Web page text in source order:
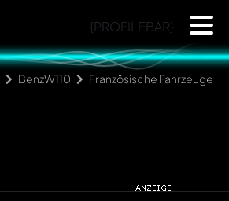
{PROFILEBAR}
BenzW110 Französische Fahrzeuge